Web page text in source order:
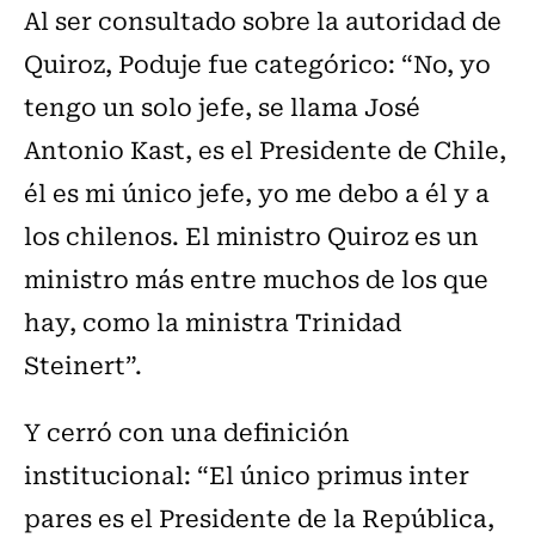
Al ser consultado sobre la autoridad de
Quiroz, Poduje fue categórico: “No, yo
tengo un solo jefe, se llama José
Antonio Kast, es el Presidente de Chile,
él es mi único jefe, yo me debo a él y a
los chilenos. El ministro Quiroz es un
ministro más entre muchos de los que
hay, como la ministra Trinidad
Steinert”.
Y cerró con una definición
institucional: “El único primus inter
pares es el Presidente de la República,